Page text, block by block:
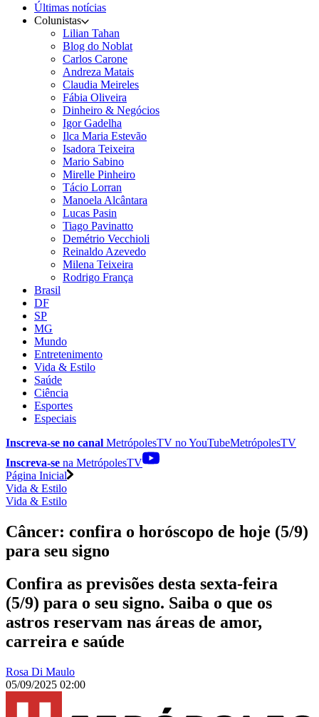
Últimas notícias
Colunistas
Lilian Tahan
Blog do Noblat
Carlos Carone
Andreza Matais
Claudia Meireles
Fábia Oliveira
Dinheiro & Negócios
Igor Gadelha
Ilca Maria Estevão
Isadora Teixeira
Mario Sabino
Mirelle Pinheiro
Tácio Lorran
Manoela Alcântara
Lucas Pasin
Tiago Pavinatto
Demétrio Vecchioli
Reinaldo Azevedo
Milena Teixeira
Rodrigo França
Brasil
DF
SP
MG
Mundo
Entretenimento
Vida & Estilo
Saúde
Ciência
Esportes
Especiais
Inscreva-se no canal MetrópolesTV noYouTubeMetrópolesTV
Inscreva-se na MetrópolesTV
Página Inicial
Vida & Estilo
Vida & Estilo
Câncer: confira o horóscopo de hoje (5/9)
para seu signo
Confira as previsões desta sexta-feira
(5/9) para o seu signo. Saiba o que os
astros reservam nas áreas de amor,
carreira e saúde
Rosa Di Maulo
05/09/2025 02:00